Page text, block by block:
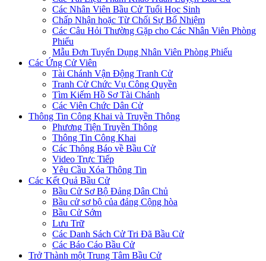
Các Nhân Viên Bầu Cử Tuổi Học Sinh
Chấp Nhận hoặc Từ Chối Sự Bổ Nhiệm
Các Câu Hỏi Thường Gặp cho Các Nhân Viên Phòng
Phiếu
Mẫu Đơn Tuyển Dụng Nhân Viên Phòng Phiếu
Các Ứng Cử Viên
Tài Chánh Vận Động Tranh Cử
Tranh Cử Chức Vụ Công Quyền
Tìm Kiếm Hồ Sơ Tài Chánh
Các Viên Chức Dân Cử
Thông Tin Công Khai và Truyền Thông
Phương Tiện Truyền Thông
Thông Tin Công Khai
Các Thông Báo về Bầu Cử
Video Trực Tiếp
Yêu Cầu Xóa Thông Tin
Các Kết Quả Bầu Cử
Bầu Cử Sơ Bộ Đảng Dân Chủ
Bầu cử sơ bộ của đảng Cộng hòa
Bầu Cử Sớm
Lưu Trữ
Các Danh Sách Cử Tri Đã Bầu Cử
Các Báo Cáo Bầu Cử
Trở Thành một Trung Tâm Bầu Cử